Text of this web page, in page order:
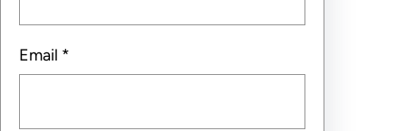
Email *